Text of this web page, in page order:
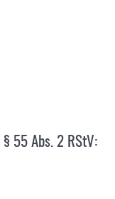
55 Abs. 2 RStV: